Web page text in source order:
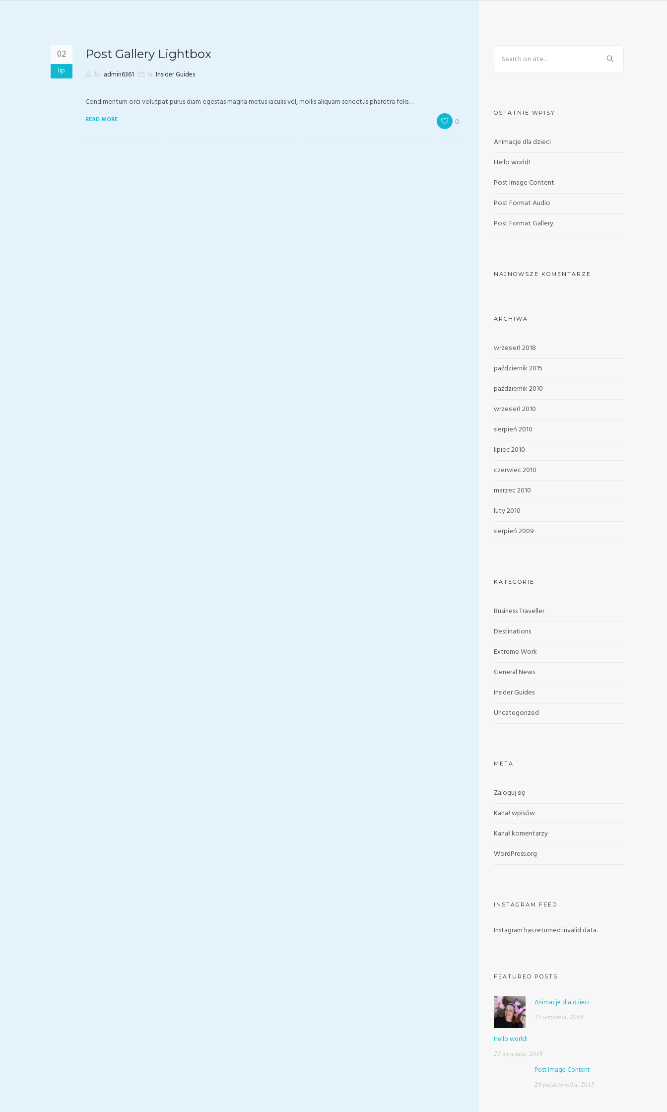
02
lip
Post Gallery Lightbox
by admin6361 in Insider Guides
Condimentum orci volutpat purus diam egestas magna metus iaculis vel, mollis aliquam senectus pharetra felis…
READ MORE 0
OSTATNIE WPISY
Animacje dla dzieci
Hello world!
Post Image Content
Post Format Audio
Post Format Gallery
NAJNOWSZE KOMENTARZE
ARCHIWA
wrzesień 2018
październik 2015
październik 2010
wrzesień 2010
sierpień 2010
lipiec 2010
czerwiec 2010
marzec 2010
luty 2010
sierpień 2009
KATEGORIE
Business Traveller
Destinations
Extreme Work
General News
Insider Guides
Uncategorized
META
Zaloguj się
Kanał wpisów
Kanał komentarzy
WordPress.org
INSTAGRAM FEED
Instagram has returned invalid data.
FEATURED POSTS
Animacje dla dzieci
25 września, 2018
Hello world!
21 września, 2018
Post Image Content
29 października, 2015